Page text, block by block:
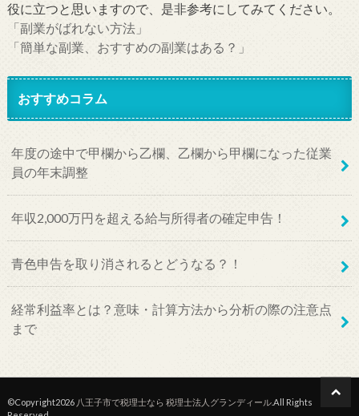
役に立つと思いますので、是非参考にしてみてください。
「副業がばれない方法」
「簡単な副業、おすすめの副業はある？」
おすすめコラム
年度の途中で甲欄から乙欄、乙欄から甲欄になった従業
員の年末調整
年収2,000万円を超える給与所得者の確定申告！
青色申告を取り消されるとどうなる？！
経常利益率とは？意味・計算方法から分析の際の注意点
まで
©Copyright2026 八王子市で税理士なら 税理士法人グランディール.All Rights